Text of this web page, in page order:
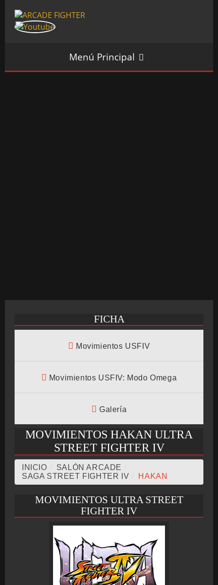
Menú Principal
BONUS STAGE
BMG-OST
FICHA
Movimientos USFIV
Movimientos USFIV: Modo Omega
Galería
MOVIMIENTOS HAKAN ULTRA
STREET FIGHTER IV
INICIO SALÓN ARCADE
SAGA STREET FIGHTER IV
HAKAN
MOVIMIENTOS ULTRA STREET
FIGHTER IV